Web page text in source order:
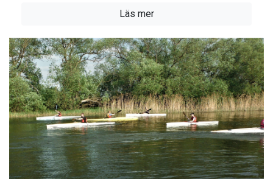
Läs mer